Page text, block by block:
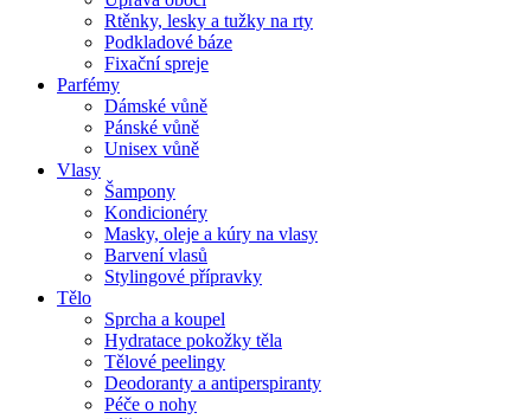
Rtěnky, lesky a tužky na rty
Podkladové báze
Fixační spreje
Parfémy
Dámské vůně
Pánské vůně
Unisex vůně
Vlasy
Šampony
Kondicionéry
Masky, oleje a kúry na vlasy
Barvení vlasů
Stylingové přípravky
Tělo
Sprcha a koupel
Hydratace pokožky těla
Tělové peelingy
Deodoranty a antiperspiranty
Péče o nohy